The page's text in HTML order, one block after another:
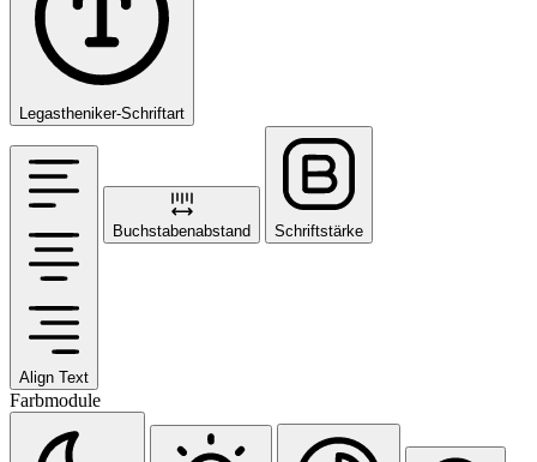
Legastheniker-Schriftart
Align Text
Buchstabenabstand Schriftstärke
Farbmodule